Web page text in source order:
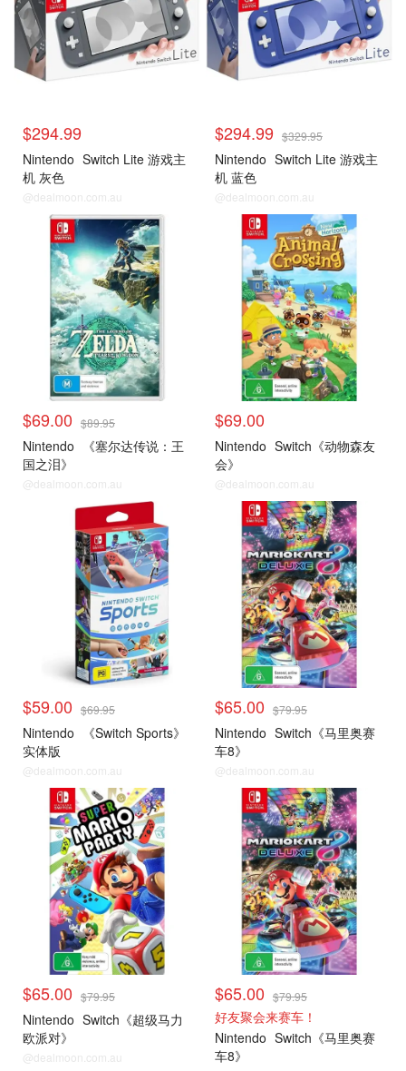
$294.99
Nintendo Switch Lite 游戏主
机 灰色
@dealmoon.com.au
$294.99 $329.95
Nintendo Switch Lite 游戏主
机 蓝色
@dealmoon.com.au
Switch热门游戏
$69.00 $89.95
Nintendo
《塞尔达传说：王
国之泪》
@dealmoon.com.au
Switch热门游戏
$69.00
Nintendo Switch《动物森友
会》
@dealmoon.com.au
$59.00 $69.95
Nintendo
《Switch Sports》
实体版
@dealmoon.com.au
Switch热门游戏
$65.00 $79.95
Nintendo Switch《马里奥赛
车8》
@dealmoon.com.au
Switch热门游戏
$65.00 $79.95
Nintendo Switch《超级马力
欧派对》
@dealmoon.com.au
Switch热门游戏
$65.00 $79.95
好友聚会来赛车！
Nintendo Switch《马里奥赛
车8》